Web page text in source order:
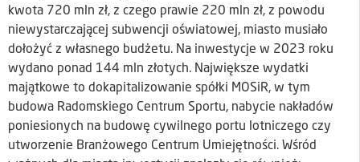
kwota 720 mln zł, z czego prawie 220 mln zł, z powodu
niewystarczającej subwencji oświatowej, miasto musiało
dołożyć z własnego budżetu. Na inwestycje w 2023 roku
wydano ponad 144 mln złotych. Największe wydatki
majątkowe to dokapitalizowanie spółki MOSiR, w tym
budowa Radomskiego Centrum Sportu, nabycie nakładów
poniesionych na budowę cywilnego portu lotniczego czy
utworzenie Branżowego Centrum Umiejętności. Wśród